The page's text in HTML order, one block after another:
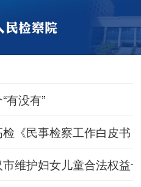
有没有”
《民事检察工作白皮书
维护妇女儿童合法权益